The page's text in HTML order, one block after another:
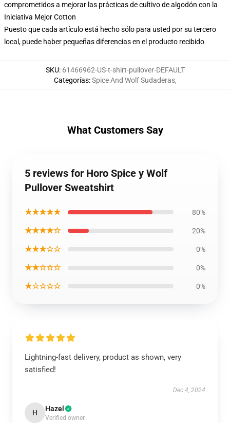
comprometidos a mejorar las prácticas de cultivo de algodón con la
Iniciativa Mejor Cotton
Puesto que cada artículo está hecho sólo para usted por su tercero
local, puede haber pequeñas diferencias en el producto recibido
SKU: 61466962-US-t-shirt-pullover-DEFAULT
Categorías:Spice And Wolf Sudaderas,
What Customers Say
5 reviews for Horo Spice y Wolf
Pullover Sweatshirt
★★★★★ 80%
★★★★☆ 20%
★★★☆☆ 0%
★★☆☆☆ 0%
★☆☆☆☆ 0%
Lightning-fast delivery, product as shown, very
satisfied!
Dec 4, 2024
H Hazel
Verified owner